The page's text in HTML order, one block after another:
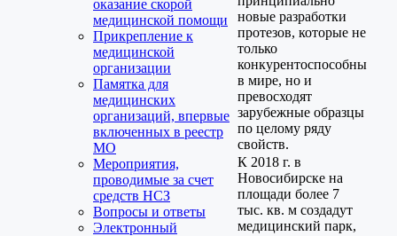
оказание скорой
медицинской помощи
Прикрепление к
медицинской
организации
Памятка для
медицинских
организаций, впервые
включенных в реестр
МО
Мероприятия,
проводимые за счет
средств НСЗ
Вопросы и ответы
Электронный
новые разработки
протезов, которые не
только
конкурентоспособны
в мире, но и
превосходят
зарубежные образцы
по целому ряду
свойств.
К 2018 г. в
Новосибирске на
площади более 7
тыс. кв. м создадут
медицинский парк,